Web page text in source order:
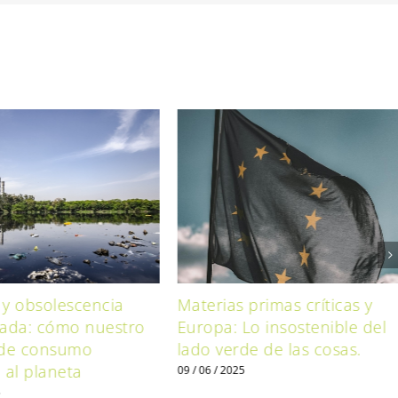
obsolescencia
cómo nuestro
consumo
planeta
Materias primas críticas y
Europa: Lo insostenible del
lado verde de las cosas.
09 / 06 / 2025